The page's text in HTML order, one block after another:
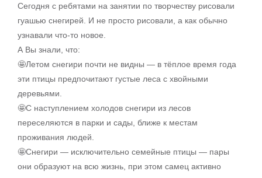
Сегодня с ребятами на занятии по творчеству рисовали
гуашью снегирей. И не просто рисовали, а как обычно
узнавали что-то новое.
А Вы знали, что:
🤩Летом снегири почти не видны — в тёплое время года
эти птицы предпочитают густые леса с хвойными
деревьями.
🤩С наступлением холодов снегири из лесов
переселяются в парки и сады, ближе к местам
проживания людей.
🤩Снегири — исключительно семейные птицы — пары
они образуют на всю жизнь, при этом самец активно